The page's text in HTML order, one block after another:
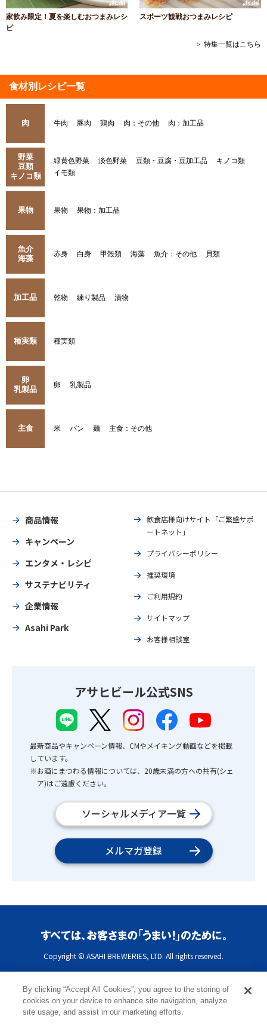
家飲み限定！夏を楽しむおつまみレシ
ピ
スポーツ観戦おつまみレシピ
＞ 特集一覧はこちら
食材別レシピ一覧
肉 牛肉 豚肉 鶏肉 肉：その他 肉：加工品
野菜
豆類
キノコ類
緑黄色野菜 淡色野菜 豆類・豆腐・豆加工品
キノコ類
イモ類
果物 果物 果物：加工品
魚介
海藻
赤身 白身 甲殻類 海藻 魚介：その他 貝類
加工品 乾物 練り製品 漬物
種実類 種実類
卵
乳製品
卵 乳製品
主食 米 パン 麺 主食：その他
商品情報
キャンペーン
エンタメ・レシピ
サステナビリティ
企業情報
Asahi Park
飲食店様向けサイト「ご繁盛サポ
ートネット」
プライバシーポリシー
推奨環境
ご利用規約
サイトマップ
お客様相談室
アサヒビール公式SNS
最新商品やキャンペーン情報、CMやメイキング動画などを掲載
しています。
※お酒にまつわる情報については、20歳未満の方への共有(シェ
ア)はご遠慮ください。
ソーシャルメディア一覧
メルマガ登録
Copyright © ASAHI BREWERIES, LTD. All rights reserved.
By clicking “Accept All Cookies”, you agree to the storing of
cookies on your device to enhance site navigation, analyze
site usage, and assist in our marketing efforts.